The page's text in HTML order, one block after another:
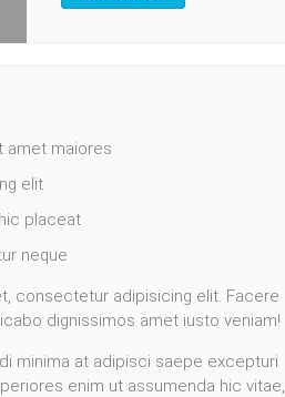
amet maiores
elit
placeat
neque
consectetur adipisicing elit. Facere
dignissimos amet iusto veniam!
minima at adipisci saepe excepturi
enim ut assumenda hic vitae,